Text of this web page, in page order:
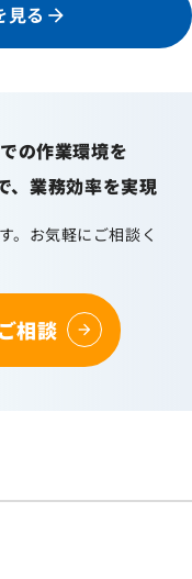
見る
の作業環境を
、業務効率を実現
。お気軽にご相談く
相談